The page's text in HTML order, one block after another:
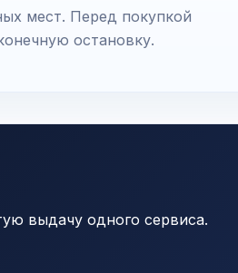
мест. Перед покупкой
остановку.
выдачу одного сервиса.